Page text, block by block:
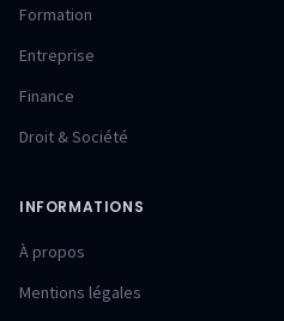
Formation
Entreprise
Finance
Droit & Société
INFORMATIONS
À propos
Mentions légales